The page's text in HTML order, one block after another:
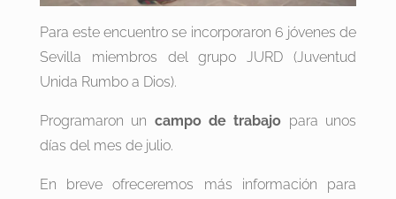
Para este encuentro se incorporaron 6 jóvenes de
Sevilla miembros del grupo JURD (Juventud
Unida Rumbo a Dios).
Programaron un campo de trabajo para unos
días del mes de julio.
En breve ofreceremos más información para